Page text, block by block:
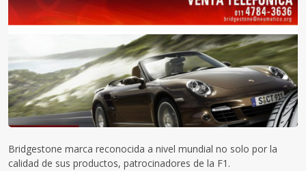
Bridgestone marca reconocida a nivel mundial no solo por la
calidad de sus productos, patrocinadores de la F1.